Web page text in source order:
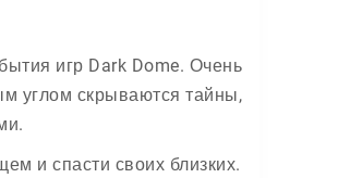
игр Dark Dome. Очень
углом скрываются тайны,
и спасти своих близких.